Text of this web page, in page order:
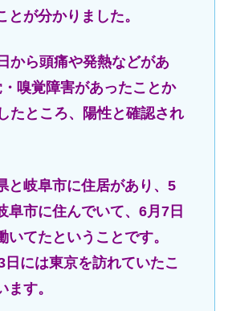
とが分かりました。
から頭痛や発熱などがあ
嗅覚障害があったことか
たところ、陽性と確認され
と岐阜市に住居があり、5
阜市に住んでいて、6月7日
いてたということです。
には東京を訪れていたこ
ます。